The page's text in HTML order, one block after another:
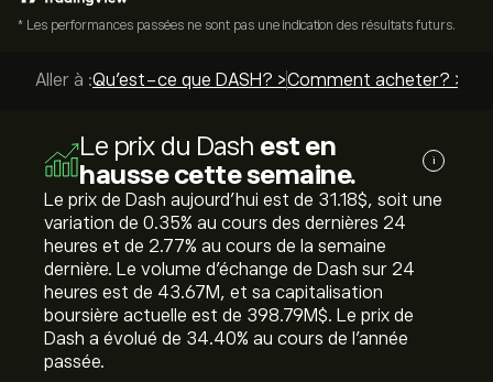
* Les performances passées ne sont pas une indication des résultats futurs.
Aller à :Qu’est-ce que DASH? >Comment acheter? >
Le prix du Dash est en
hausse cette semaine.
i
Le prix de Dash aujourd'hui est de 31.18‎$‎, soit une
variation de ‎0.35‎% au cours des dernières 24
heures et de ‎2.77‎% au cours de la semaine
dernière. Le volume d'échange de Dash sur 24
heures est de 43.67M, et sa capitalisation
boursière actuelle est de 398.79M‎$‎. Le prix de
Dash a évolué de ‎34.40‎% au cours de l'année
passée.